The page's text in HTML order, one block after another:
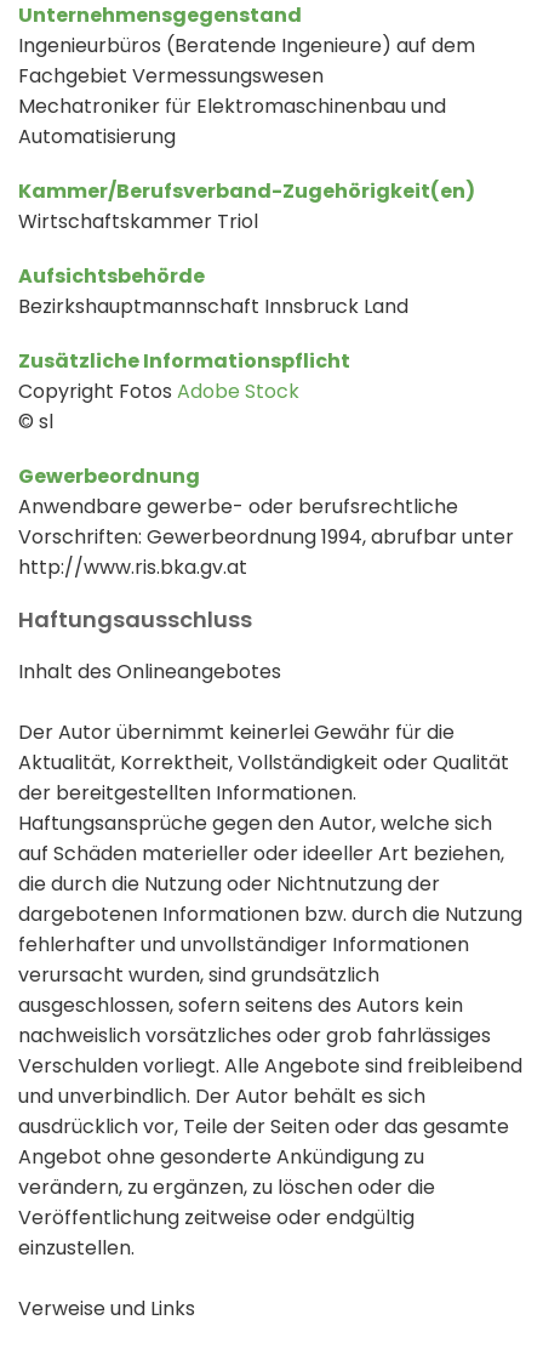
Unternehmensgegenstand
Ingenieurbüros (Beratende Ingenieure) auf dem
Fachgebiet Vermessungswesen
Mechatroniker für Elektromaschinenbau und
Automatisierung
Kammer/Berufsverband-Zugehörigkeit(en)
Wirtschaftskammer Triol
Aufsichtsbehörde
Bezirkshauptmannschaft Innsbruck Land
Zusätzliche Informationspflicht
Copyright Fotos Adobe Stock
© sl
Gewerbeordnung
Anwendbare gewerbe- oder berufsrechtliche
Vorschriften: Gewerbeordnung 1994, abrufbar unter
http://www.ris.bka.gv.at
Haftungsausschluss
Inhalt des Onlineangebotes
Der Autor übernimmt keinerlei Gewähr für die
Aktualität, Korrektheit, Vollständigkeit oder Qualität
der bereitgestellten Informationen.
Haftungsansprüche gegen den Autor, welche sich
auf Schäden materieller oder ideeller Art beziehen,
die durch die Nutzung oder Nichtnutzung der
dargebotenen Informationen bzw. durch die Nutzung
fehlerhafter und unvollständiger Informationen
verursacht wurden, sind grundsätzlich
ausgeschlossen, sofern seitens des Autors kein
nachweislich vorsätzliches oder grob fahrlässiges
Verschulden vorliegt. Alle Angebote sind freibleibend
und unverbindlich. Der Autor behält es sich
ausdrücklich vor, Teile der Seiten oder das gesamte
Angebot ohne gesonderte Ankündigung zu
verändern, zu ergänzen, zu löschen oder die
Veröffentlichung zeitweise oder endgültig
einzustellen.
Verweise und Links